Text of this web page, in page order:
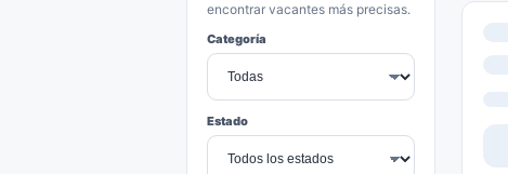
encontrar vacantes más precisas.
Categoría
Estado